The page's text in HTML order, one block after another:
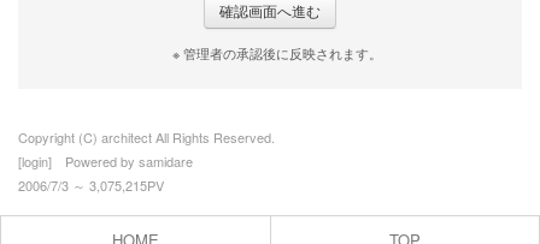
※ 管理者の承認後に反映されます。
Copyright (C) architect All Rights Reserved.
[login] Powered by samidare
2006/7/3 ～ 3,075,215PV